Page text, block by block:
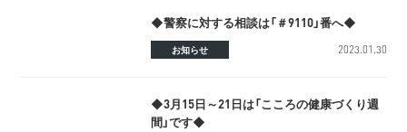
◆警察に対する相談は「＃9110」番へ◆
お知らせ 2023.01.30
◆3月15日～21日は「こころの健康づくり週
間」です◆